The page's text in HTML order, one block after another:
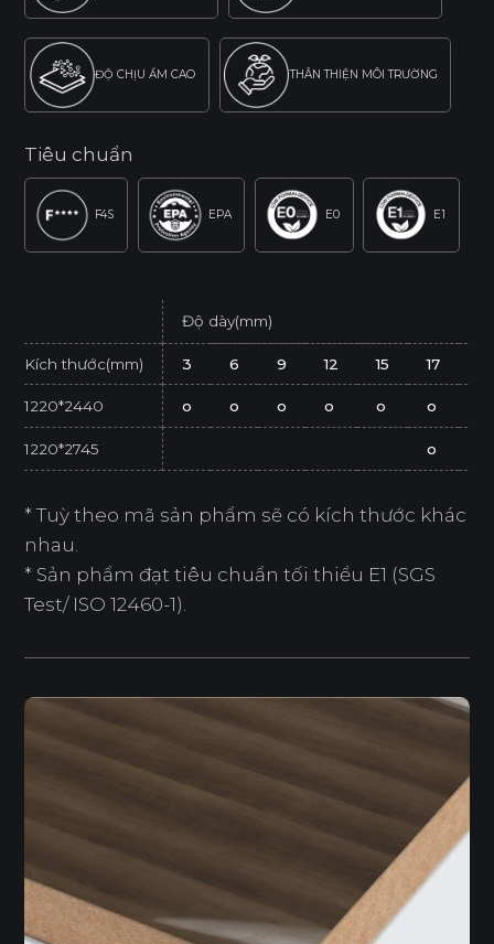
ĐỘ CHỊU ẨM CAO THÂN THIỆN MÔI TRƯỜNG
Tiêu chuẩn
F4S EPA E0 E1
Độ dày(mm)
Kích thước(mm) 3 6 9 12 15 17
1220*2440 o o o o o o
1220*2745 o
* Tuỳ theo mã sản phẩm sẽ có kích thước khác
nhau.
* Sản phẩm đạt tiêu chuẩn tối thiểu E1 (SGS
Test/ ISO 12460-1).